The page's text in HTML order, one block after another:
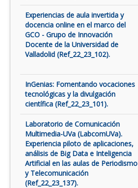
Experiencias de aula invertida y
docencia online en el marco del
GCO - Grupo de Innovación
Docente de la Universidad de
Valladolid (Ref_22_23_102).
InGenias: Fomentando vocaciones
tecnológicas y la divulgación
científica (Ref_22_23_101).
Laboratorio de Comunicación
Multimedia-UVa (LabcomUVa).
Experiencia piloto de aplicaciones,
análisis de Big Data e Inteligencia
Artificial en las aulas de Periodismo
y Telecomunicación
(Ref_22_23_137).